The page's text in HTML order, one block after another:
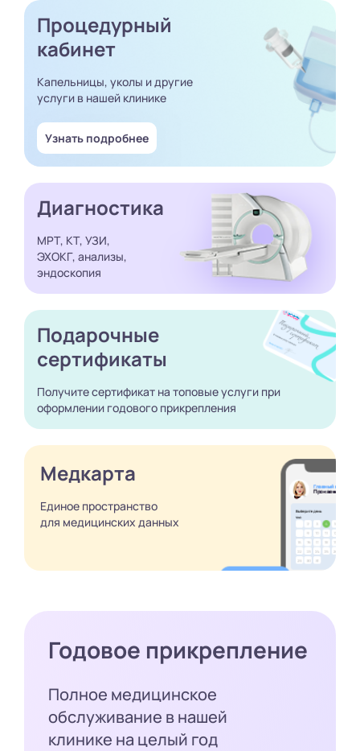
Процедурный
кабинет
Капельницы, уколы и другие
услуги в нашей клинике
Узнать подробнее
Диагностика
МРТ, КТ, УЗИ,
ЭХОКГ, анализы,
эндоскопия
Подарочные
сертификаты
Получите сертификат на топовые услуги при
оформлении годового прикрепления
Медкарта
Единое пространство
для медицинских данных
Годовое прикрепление
Полное медицинское
обслуживание в нашей
клинике на целый год